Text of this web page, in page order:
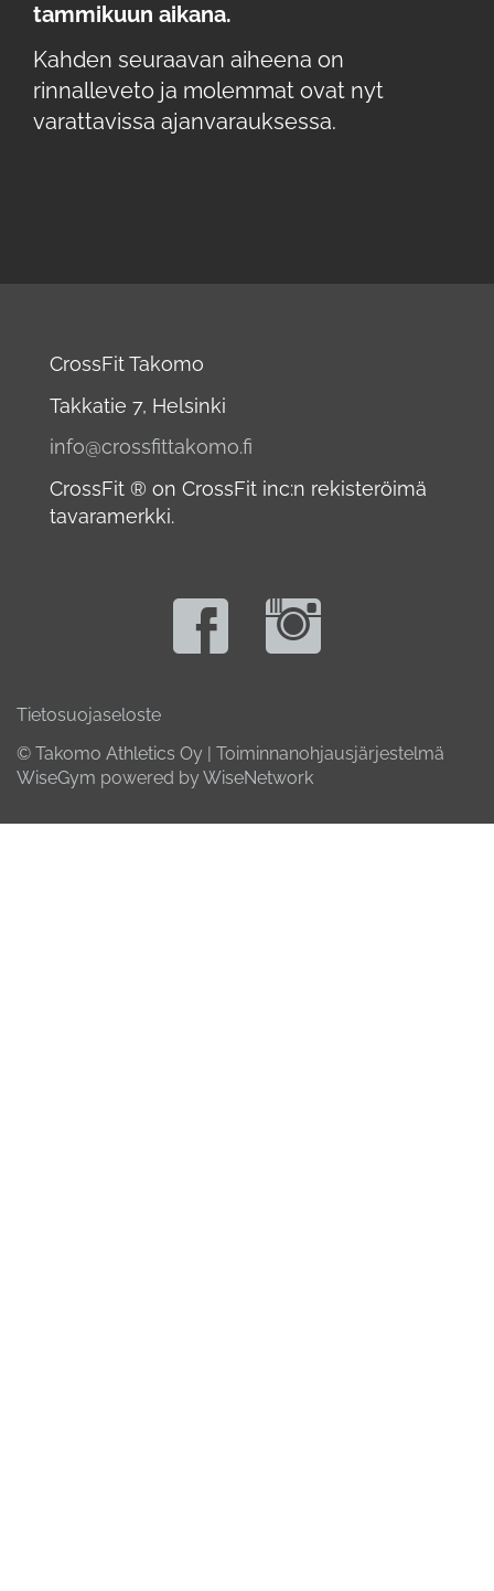
tammikuun aikana.
Kahden seuraavan aiheena on
rinnalleveto ja molemmat ovat nyt
varattavissa ajanvarauksessa.
CrossFit Takomo
Takkatie 7, Helsinki
info@crossfittakomo.fi
CrossFit ® on CrossFit inc:n rekisteröimä
tavaramerkki.
Tietosuojaseloste
© Takomo Athletics Oy | Toiminnanohjausjärjestelmä
WiseGym powered by WiseNetwork